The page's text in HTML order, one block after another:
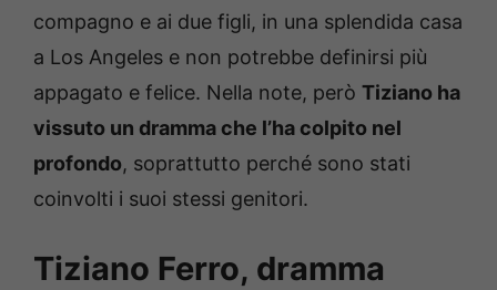
compagno e ai due figli, in una splendida casa
a Los Angeles e non potrebbe definirsi più
appagato e felice. Nella note, però Tiziano ha
vissuto un dramma che l’ha colpito nel
profondo, soprattutto perché sono stati
coinvolti i suoi stessi genitori.
Tiziano Ferro, dramma